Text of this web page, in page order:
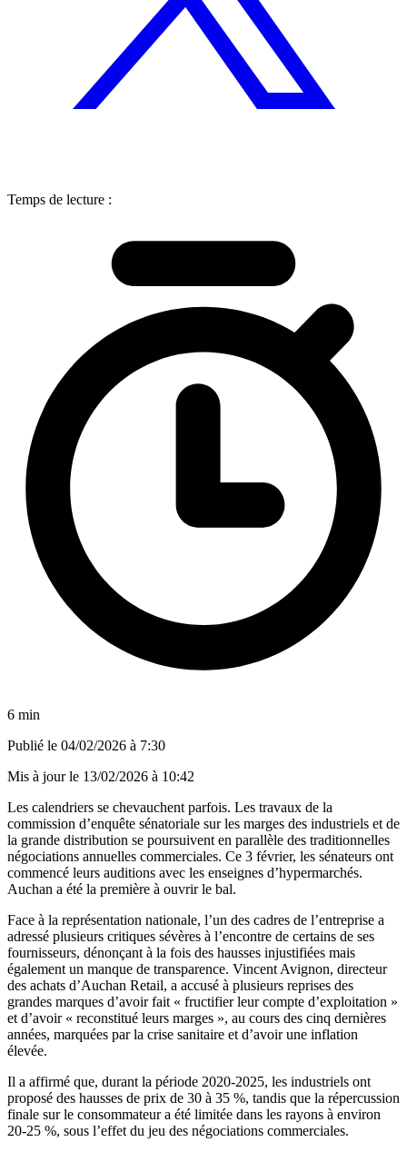
Temps de lecture :
6 min
Publié le 04/02/2026 à 7:30
Mis à jour le 13/02/2026 à 10:42
Les calendriers se chevauchent parfois. Les travaux de la
commission d’enquête sénatoriale sur les marges des industriels et de
la grande distribution se poursuivent en parallèle des traditionnelles
négociations annuelles commerciales. Ce 3 février, les sénateurs ont
commencé leurs auditions avec les enseignes d’hypermarchés.
Auchan a été la première à ouvrir le bal.
Face à la représentation nationale, l’un des cadres de l’entreprise a
adressé plusieurs critiques sévères à l’encontre de certains de ses
fournisseurs, dénonçant à la fois des hausses injustifiées mais
également un manque de transparence. Vincent Avignon, directeur
des achats d’Auchan Retail, a accusé à plusieurs reprises des
grandes marques d’avoir fait « fructifier leur compte d’exploitation »
et d’avoir « reconstitué leurs marges », au cours des cinq dernières
années, marquées par la crise sanitaire et d’avoir une inflation
élevée.
Il a affirmé que, durant la période 2020-2025, les industriels ont
proposé des hausses de prix de 30 à 35 %, tandis que la répercussion
finale sur le consommateur a été limitée dans les rayons à environ
20-25 %, sous l’effet du jeu des négociations commerciales.